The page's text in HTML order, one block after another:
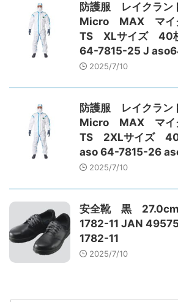
防護服 レイクラ
Micro MAX マイ
TS XLサイズ 40
64-7815-25 J
2025/7/10
防護服 レイクラ
Micro MAX マイ
TS 2XLサイズ 40
aso 64-7815-26
2025/7/10
安全靴 黒 27.0cm
1782-11 JAN
1782-11
2025/7/10